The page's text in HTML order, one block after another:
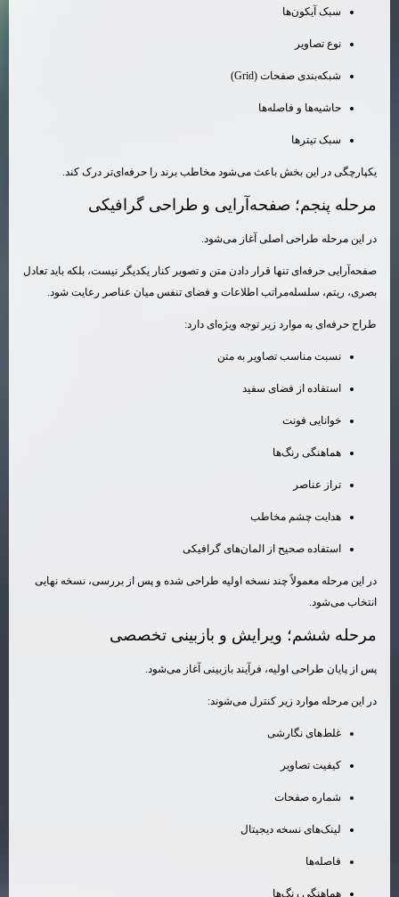
سبک آیکون‌ها
نوع تصاویر
شبکه‌بندی صفحات (Grid)
حاشیه‌ها و فاصله‌ها
سبک تیترها
یکپارچگی در این بخش باعث می‌شود مخاطب برند را حرفه‌ای‌تر درک کند.
مرحله پنجم؛ صفحه‌آرایی و طراحی گرافیکی
در این مرحله طراحی اصلی آغاز می‌شود.
صفحه‌آرایی حرفه‌ای تنها قرار دادن متن و تصویر کنار یکدیگر نیست، بلکه باید تعادل
بصری، ریتم، سلسله‌مراتب اطلاعات و فضای تنفس میان عناصر رعایت شود.
طراح حرفه‌ای به موارد زیر توجه ویژه‌ای دارد:
نسبت مناسب تصاویر به متن
استفاده از فضای سفید
خوانایی فونت
هماهنگی رنگ‌ها
تراز عناصر
هدایت چشم مخاطب
استفاده صحیح از المان‌های گرافیکی
در این مرحله معمولاً چند نسخه اولیه طراحی شده و پس از بررسی، نسخه نهایی
انتخاب می‌شود.
مرحله ششم؛ ویرایش و بازبینی تخصصی
پس از پایان طراحی اولیه، فرآیند بازبینی آغاز می‌شود.
در این مرحله موارد زیر کنترل می‌شوند:
غلط‌های نگارشی
کیفیت تصاویر
شماره صفحات
لینک‌های نسخه دیجیتال
فاصله‌ها
هماهنگی رنگ‌ها